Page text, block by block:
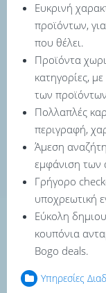
Ευκρινή
προϊόντων,
που θέλει.
Προϊόντα
κατηγορίες,
των
Πολλαπλές
περιγραφή,
Άμεση
εμφάνιση των
Γρήγορο
υποχρεωτική
Εύκολη
κουπόνια
Bogo deals.
Υπηρεσίες